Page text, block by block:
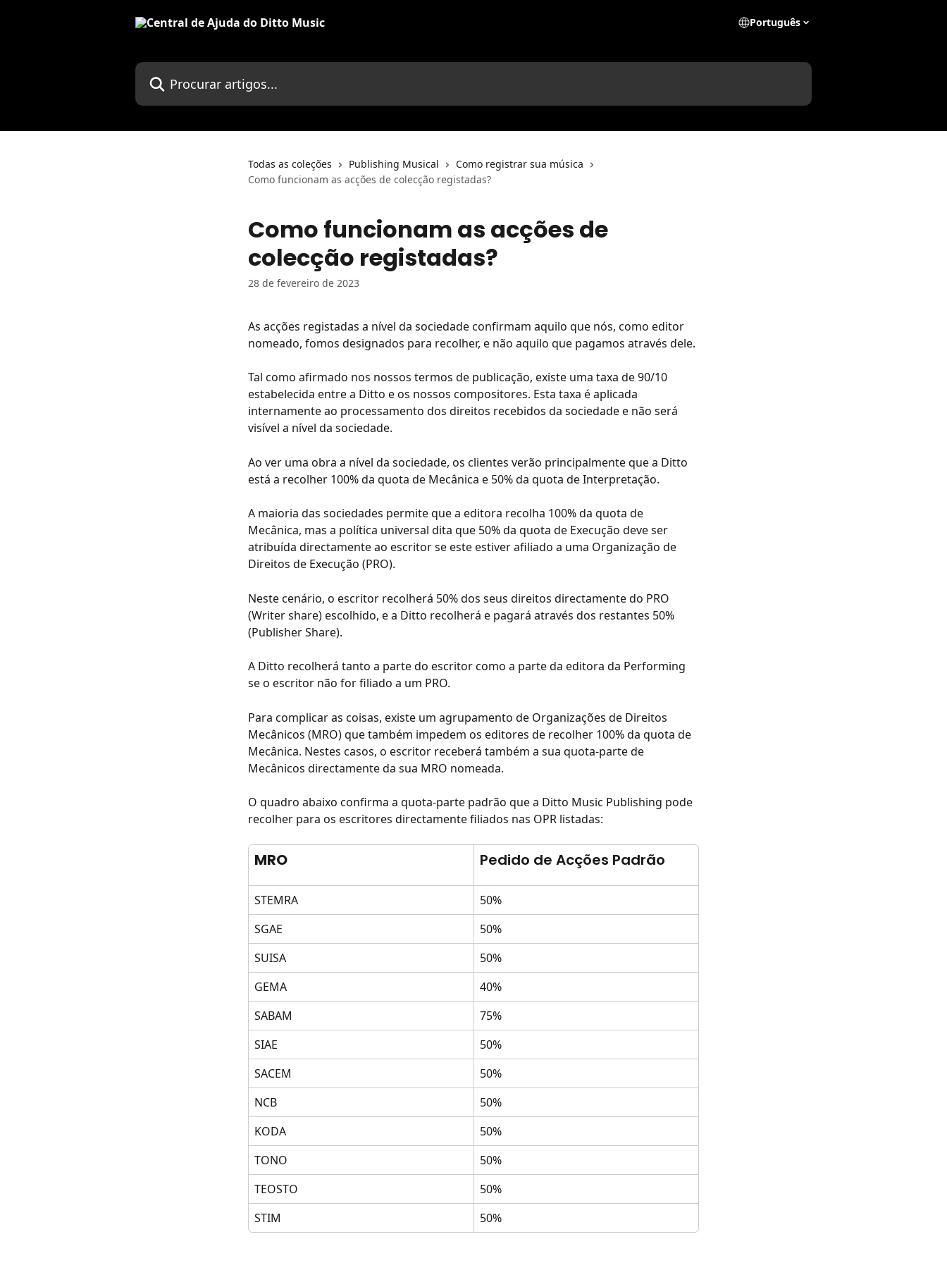
Português
Procurar artigos...
Todas as coleções Publishing Musical
Como registrar sua música
Como funcionam as acções de colecção registadas?
Como funcionam as acções de
colecção registadas?
28 de fevereiro de 2023
As acções registadas a nível da sociedade confirmam aquilo que nós, como editor
nomeado, fomos designados para recolher, e não aquilo que pagamos através dele.
Tal como afirmado nos nossos termos de publicação, existe uma taxa de 90/10
estabelecida entre a Ditto e os nossos compositores. Esta taxa é aplicada
internamente ao processamento dos direitos recebidos da sociedade e não será
visível a nível da sociedade.
Ao ver uma obra a nível da sociedade, os clientes verão principalmente que a Ditto
está a recolher 100% da quota de Mecânica e 50% da quota de Interpretação.
A maioria das sociedades permite que a editora recolha 100% da quota de
Mecânica, mas a política universal dita que 50% da quota de Execução deve ser
atribuída directamente ao escritor se este estiver afiliado a uma Organização de
Direitos de Execução (PRO).
Neste cenário, o escritor recolherá 50% dos seus direitos directamente do PRO
(Writer share) escolhido, e a Ditto recolherá e pagará através dos restantes 50%
(Publisher Share).
A Ditto recolherá tanto a parte do escritor como a parte da editora da Performing
se o escritor não for filiado a um PRO.
Para complicar as coisas, existe um agrupamento de Organizações de Direitos
Mecânicos (MRO) que também impedem os editores de recolher 100% da quota de
Mecânica. Nestes casos, o escritor receberá também a sua quota-parte de
Mecânicos directamente da sua MRO nomeada.
O quadro abaixo confirma a quota-parte padrão que a Ditto Music Publishing pode
recolher para os escritores directamente filiados nas OPR listadas:
MRO Pedido de Acções Padrão
STEMRA
50%
SGAE
50%
SUISA
50%
GEMA
40%
SABAM
75%
SIAE
50%
SACEM
50%
NCB
50%
KODA
50%
TONO
50%
TEOSTO
50%
STIM
50%